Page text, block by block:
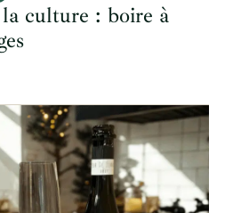
culture : boire à